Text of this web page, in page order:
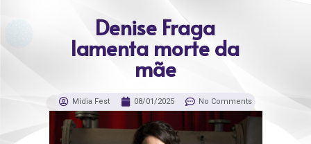
Denise Fraga
lamenta morte da
mãe
Mídia Fest 08/01/2025 No Comments